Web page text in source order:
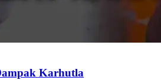
Karhutla